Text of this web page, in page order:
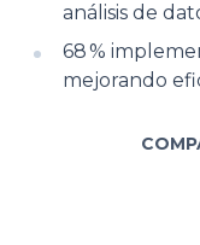
análisis de
68 %
mejorando